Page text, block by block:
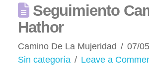
Seguimiento
Hathor
Camino De La Mujeridad
07/
Sin categoría
Leave a